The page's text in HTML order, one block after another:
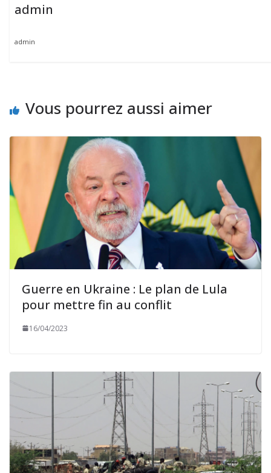
admin
admin
Vous pourrez aussi aimer
Guerre en Ukraine : Le plan de Lula
pour mettre fin au conflit
16/04/2023